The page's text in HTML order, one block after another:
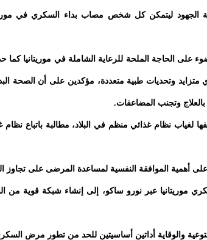
الجهود ليتمكن كل شخص مصاب بداء السكري في
على الحاجة الملحة للرعاية الشاملة في موريتانيا
وتحديات طبية متعددة، مؤكدين على أن الصحة
بالعلاج وتجنب المضاعفات.
لغياب نظام غذائي منظم في البلاد، مطالبة باتباع
على أهمية الموافقة النفسية لمساعدة المرضى على تجاوز
موريتانيا عبر نورو ساكو، إلى إنشاء شبكة قوية من
والوقاية أداتين أساسيتين للحد من تطور مرض